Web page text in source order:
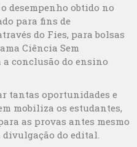
desempenho obtido no
para fins de
do Fies, para bolsas
Ciência Sem
a conclusão do ensino
tantas oportunidades e
mobiliza os estudantes,
as provas antes mesmo
do edital.